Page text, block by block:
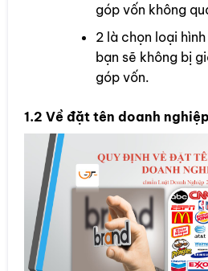
góp vốn không
2 là chọn loại
bạn sẽ không bị
góp vốn.
1.2 Về đặt tên doanh nghiệp